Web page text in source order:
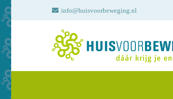
info@huisvoorbeweging.nl